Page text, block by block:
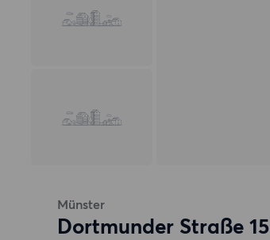
Münster
Dortmunder Straße 15